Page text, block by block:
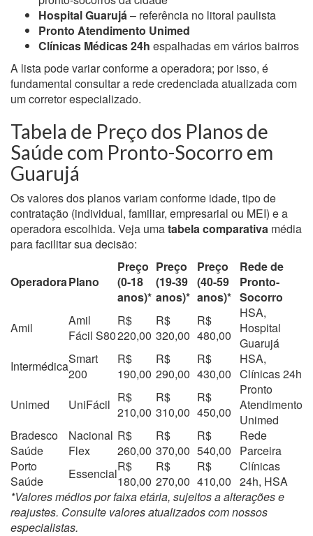
Hospital Guarujá– referência no litoral paulista
Pronto Atendimento Unimed
Clínicas Médicas 24h espalhadas em vários bairros
A lista pode variar conforme a operadora; por isso, é
fundamental consultar a rede credenciada atualizada com
um corretor especializado.
Tabela de Preço dos Planos de
Saúde com Pronto-Socorro em
Guarujá
Os valores dos planos variam conforme idade, tipo de
contratação (individual, familiar, empresarial ou MEI) e a
operadora escolhida. Veja umatabela comparativa média
para facilitar sua decisão:
OperadoraPlano
Preço
(0-18
anos)*
Preço
(19-39
anos)*
Preço
(40-59
anos)*
Rede de
Pronto-
Socorro
Amil
Amil
Fácil S80
R$
220,00
R$
320,00
R$
480,00
HSA,
Hospital
Guarujá
IntermédicaSmart
200
R$
190,00
R$
290,00
R$
430,00
HSA,
Clínicas 24h
Unimed
UniFácil R$
210,00
R$
310,00
R$
450,00
Pronto
Atendimento
Unimed
Bradesco
Saúde
Nacional
Flex
R$
260,00
R$
370,00
R$
540,00
Rede
Parceira
Porto
Saúde
EssencialR$
180,00
R$
270,00
R$
410,00
Clínicas
24h, HSA
*Valores médios por faixa etária, sujeitos a alterações e
reajustes. Consulte valores atualizados com nossos
especialistas.